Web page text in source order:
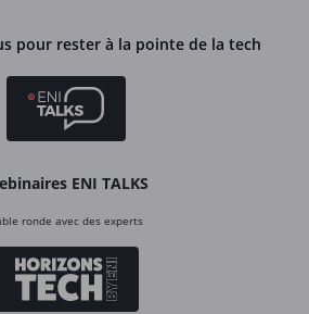
pour rester à la pointe de la tech
ENI TALKS
ronde avec des experts